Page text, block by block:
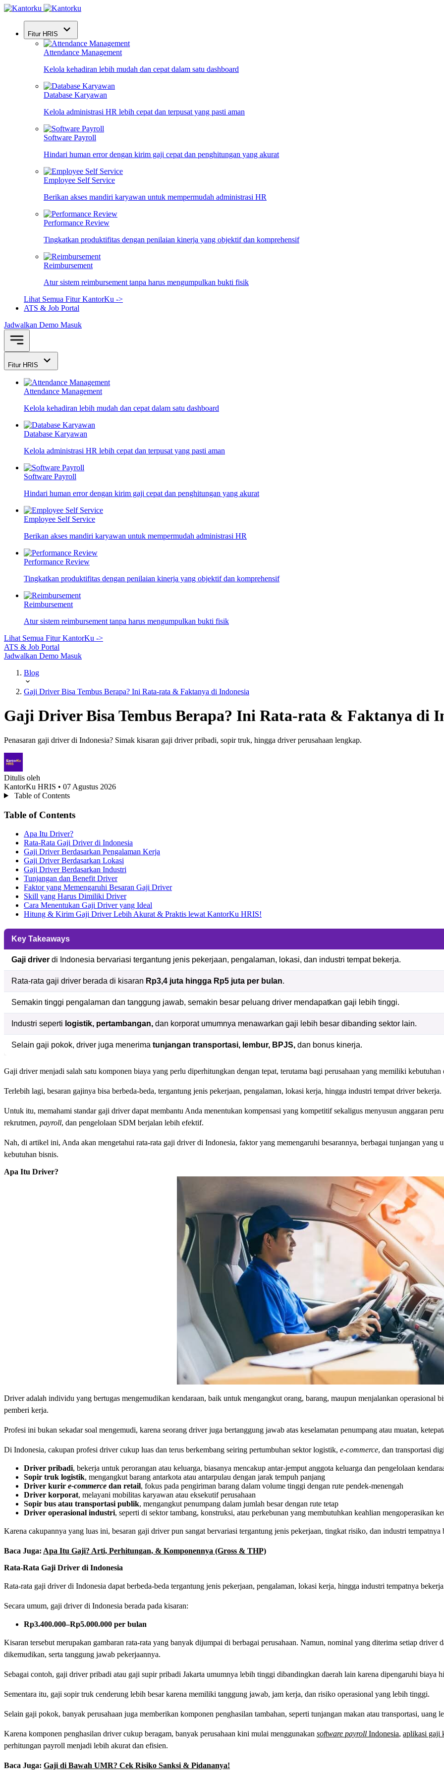
Fitur HRIS
Attendance Management
Kelola kehadiran lebih mudah dan cepat dalam satu dashboard
Database Karyawan
Kelola administrasi HR lebih cepat dan terpusat yang pasti aman
Software Payroll
Hindari human error dengan kirim gaji cepat dan penghitungan yang akurat
Employee Self Service
Berikan akses mandiri karyawan untuk mempermudah administrasi HR
Performance Review
Tingkatkan produktifitas dengan penilaian kinerja yang objektif dan komprehensif
Reimbursement
Atur sistem reimbursement tanpa harus mengumpulkan bukti fisik
Lihat Semua Fitur KantorKu ->
ATS & Job Portal
Jadwalkan Demo Masuk
Fitur HRIS
Attendance Management
Kelola kehadiran lebih mudah dan cepat dalam satu dashboard
Database Karyawan
Kelola administrasi HR lebih cepat dan terpusat yang pasti aman
Software Payroll
Hindari human error dengan kirim gaji cepat dan penghitungan yang akurat
Employee Self Service
Berikan akses mandiri karyawan untuk mempermudah administrasi HR
Performance Review
Tingkatkan produktifitas dengan penilaian kinerja yang objektif dan komprehensif
Reimbursement
Atur sistem reimbursement tanpa harus mengumpulkan bukti fisik
Lihat Semua Fitur KantorKu ->
ATS & Job Portal
Jadwalkan Demo Masuk
Blog
Gaji Driver Bisa Tembus Berapa? Ini Rata-rata & Faktanya di Indonesia
Gaji Driver Bisa Tembus Berapa? Ini Rata-rata & Faktanya di
Penasaran gaji driver di Indonesia? Simak kisaran gaji driver pribadi, sopir truk, hingga driver perusahaan lengkap.
Ditulis oleh
KantorKu HRIS • 07 Agustus 2026
Table of Contents
Table of Contents
Apa Itu Driver?
Rata-Rata Gaji Driver di Indonesia
Gaji Driver Berdasarkan Pengalaman Kerja
Gaji Driver Berdasarkan Lokasi
Gaji Driver Berdasarkan Industri
Tunjangan dan Benefit Driver
Faktor yang Memengaruhi Besaran Gaji Driver
Skill yang Harus Dimiliki Driver
Cara Menentukan Gaji Driver yang Ideal
Hitung & Kirim Gaji Driver Lebih Akurat & Praktis lewat KantorKu HRIS!
Key Takeaways
Gaji driver di Indonesia bervariasi tergantung jenis pekerjaan, pengalaman, lokasi, dan industri tempat bekerja.
Rata-rata gaji driver berada di kisaran Rp3,4 juta hingga Rp5 juta per bulan.
Semakin tinggi pengalaman dan tanggung jawab, semakin besar peluang driver mendapatkan gaji lebih tinggi.
Industri seperti logistik, pertambangan, dan korporat umumnya menawarkan gaji lebih besar dibanding sektor lain.
Selain gaji pokok, driver juga menerima tunjangan transportasi, lembur, BPJS, dan bonus kinerja.
Gaji driver menjadi salah satu komponen biaya yang perlu diperhitungkan dengan tepat, terutama bagi perusahaan yang memiliki
Terlebih lagi, besaran gajinya bisa berbeda-beda, tergantung jenis pekerjaan, pengalaman, lokasi kerja, hingga industri tempat driver bekerja.
Untuk itu, memahami standar gaji driver dapat membantu Anda menentukan kompensasi yang kompetitif sekaligus menyusun anggaran
rekrutmen, payroll, dan pengelolaan SDM berjalan lebih efektif.
Nah, di artikel ini, Anda akan mengetahui rata-rata gaji driver di Indonesia, faktor yang memengaruhi besarannya, berbagai tunjangan yang
kebutuhan bisnis.
Apa Itu Driver?
Driver adalah individu yang bertugas mengemudikan kendaraan, baik untuk mengangkut orang, barang, maupun menjalankan operasional
pemberi kerja.
Profesi ini bukan sekadar soal mengemudi, karena seorang driver juga bertanggung jawab atas keselamatan penumpang atau muatan,
Di Indonesia, cakupan profesi driver cukup luas dan terus berkembang seiring pertumbuhan sektor logistik, e-commerce, dan transportasi
Driver pribadi, bekerja untuk perorangan atau keluarga, biasanya mencakup antar-jemput anggota keluarga dan pengelolaan
Sopir truk logistik, mengangkut barang antarkota atau antarpulau dengan jarak tempuh panjang
Driver kurir e-commerce dan retail, fokus pada pengiriman barang dalam volume tinggi dengan rute pendek-menengah
Driver korporat, melayani mobilitas karyawan atau eksekutif perusahaan
Sopir bus atau transportasi publik, mengangkut penumpang dalam jumlah besar dengan rute tetap
Driver operasional industri, seperti di sektor tambang, konstruksi, atau perkebunan yang membutuhkan keahlian mengoperasikan
Karena cakupannya yang luas ini, besaran gaji driver pun sangat bervariasi tergantung jenis pekerjaan, tingkat risiko, dan industri tempatnya
Baca Juga: Apa Itu Gaji? Arti, Perhitungan, & Komponennya (Gross & THP)
Rata-Rata Gaji Driver di Indonesia
Rata-rata gaji driver di Indonesia dapat berbeda-beda tergantung jenis pekerjaan, pengalaman, lokasi kerja, hingga industri tempatnya
Secara umum, gaji driver di Indonesia berada pada kisaran:
Rp3.400.000–Rp5.000.000 per bulan
Kisaran tersebut merupakan gambaran rata-rata yang banyak dijumpai di berbagai perusahaan. Namun, nominal yang diterima setiap driver
dikemudikan, serta tanggung jawab pekerjaannya.
Sebagai contoh, gaji driver pribadi atau gaji supir pribadi Jakarta umumnya lebih tinggi dibandingkan daerah lain karena dipengaruhi biaya
Sementara itu, gaji sopir truk cenderung lebih besar karena memiliki tanggung jawab, jam kerja, dan risiko operasional yang lebih tinggi.
Selain gaji pokok, banyak perusahaan juga memberikan komponen penghasilan tambahan, seperti tunjangan makan atau transportasi,
Karena komponen penghasilan driver cukup beragam, banyak perusahaan kini mulai menggunakan software payroll Indonesia, aplikasi gaji
perhitungan payroll menjadi lebih akurat dan efisien.
Baca Juga: Gaji di Bawah UMR? Cek Risiko Sanksi & Pidananya!